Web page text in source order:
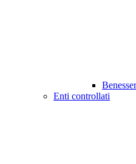
Enti controllati